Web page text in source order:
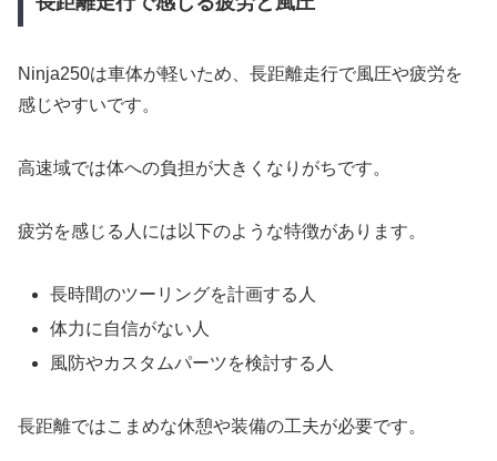
Ninja250は車体が軽いため、長距離走行で風圧や疲労を
感じやすいです。
高速域では体への負担が大きくなりがちです。
疲労を感じる人には以下のような特徴があります。
長時間のツーリングを計画する人
体力に自信がない人
風防やカスタムパーツを検討する人
長距離ではこまめな休憩や装備の工夫が必要です。